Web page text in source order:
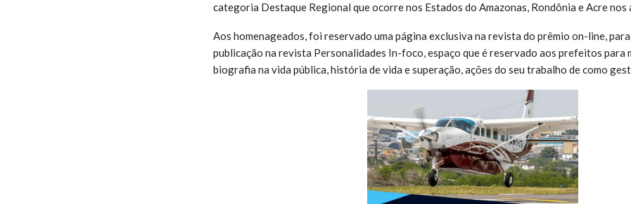
categoria Destaque Regional que ocorre nos Estados do Amazonas, Rondônia e Acre
Aos homenageados, foi reservado uma página exclusiva na revista do prêmio on-line,
publicação na revista Personalidades In-foco, espaço que é reservado aos prefeitos para
biografia na vida pública, história de vida e superação, ações do seu trabalho de como